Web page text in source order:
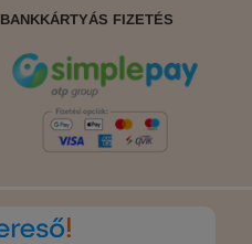
BANKKÁRTYÁS FIZETÉS